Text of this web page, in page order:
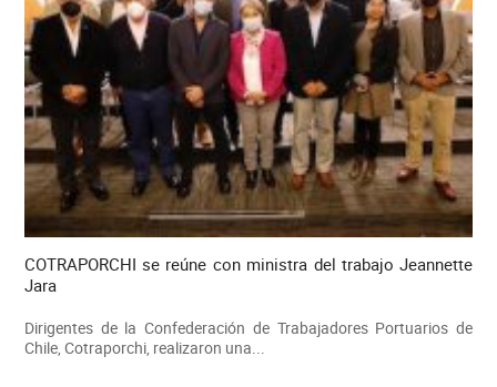
COTRAPORCHI se reúne con ministra del trabajo Jeannette
Jara
Dirigentes de la Confederación de Trabajadores Portuarios de
Chile, Cotraporchi, realizaron una...